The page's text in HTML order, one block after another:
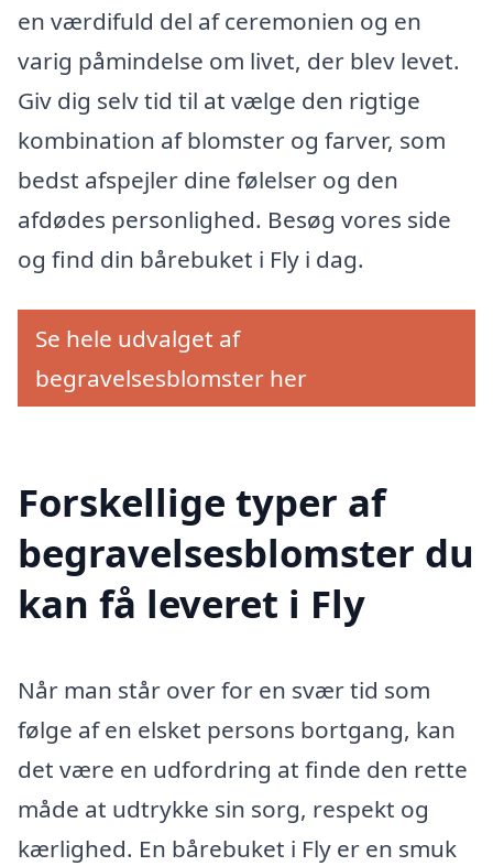
en værdifuld del af ceremonien og en
varig påmindelse om livet, der blev levet.
Giv dig selv tid til at vælge den rigtige
kombination af blomster og farver, som
bedst afspejler dine følelser og den
afdødes personlighed. Besøg vores side
og find din bårebuket i Fly i dag.
Se hele udvalget af
begravelsesblomster her
Forskellige typer af
begravelsesblomster du
kan få leveret i Fly
Når man står over for en svær tid som
følge af en elsket persons bortgang, kan
det være en udfordring at finde den rette
måde at udtrykke sin sorg, respekt og
kærlighed. En bårebuket i Fly er en smuk